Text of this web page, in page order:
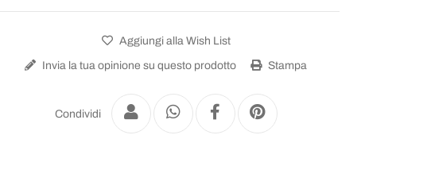
Aggiungi alla Wish List
Invia la tua opinione su questo prodotto Stampa
Condividi